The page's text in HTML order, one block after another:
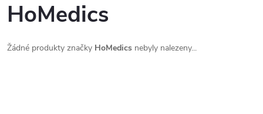
HoMedics
Žádné produkty značky HoMedics nebyly nalezeny...